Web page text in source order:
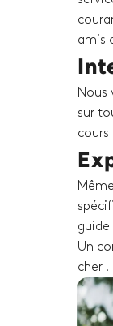
amis
Nous
sur
cours
guide
Un
cher !